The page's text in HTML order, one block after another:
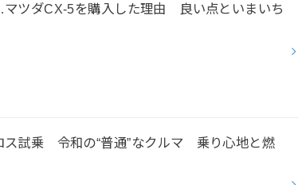
ツダCX-5を購入した理由 良い点といまいち
ス試乗 令和の“普通”なクルマ 乗り心地と燃